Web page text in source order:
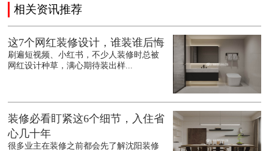
相关资讯推荐
这7个网红装修设计，谁装谁后悔
刷遍短视频、小红书，不少人装修时总被
网红设计种草，满心期待装出样...
装修必看盯紧这6个细节，入住省
心几十年
很多业主在装修之前都会先了解沈阳装修